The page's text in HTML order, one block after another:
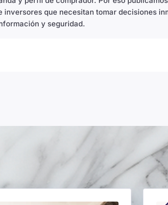
que necesitan tomar decisiones
y seguridad.